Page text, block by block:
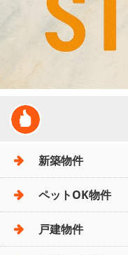
新築物件
ペットOK物件
戸建物件